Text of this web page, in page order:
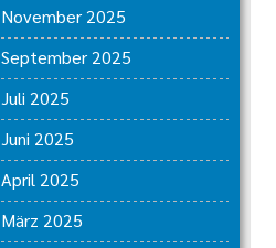
November 2025
September 2025
Juli 2025
Juni 2025
April 2025
März 2025